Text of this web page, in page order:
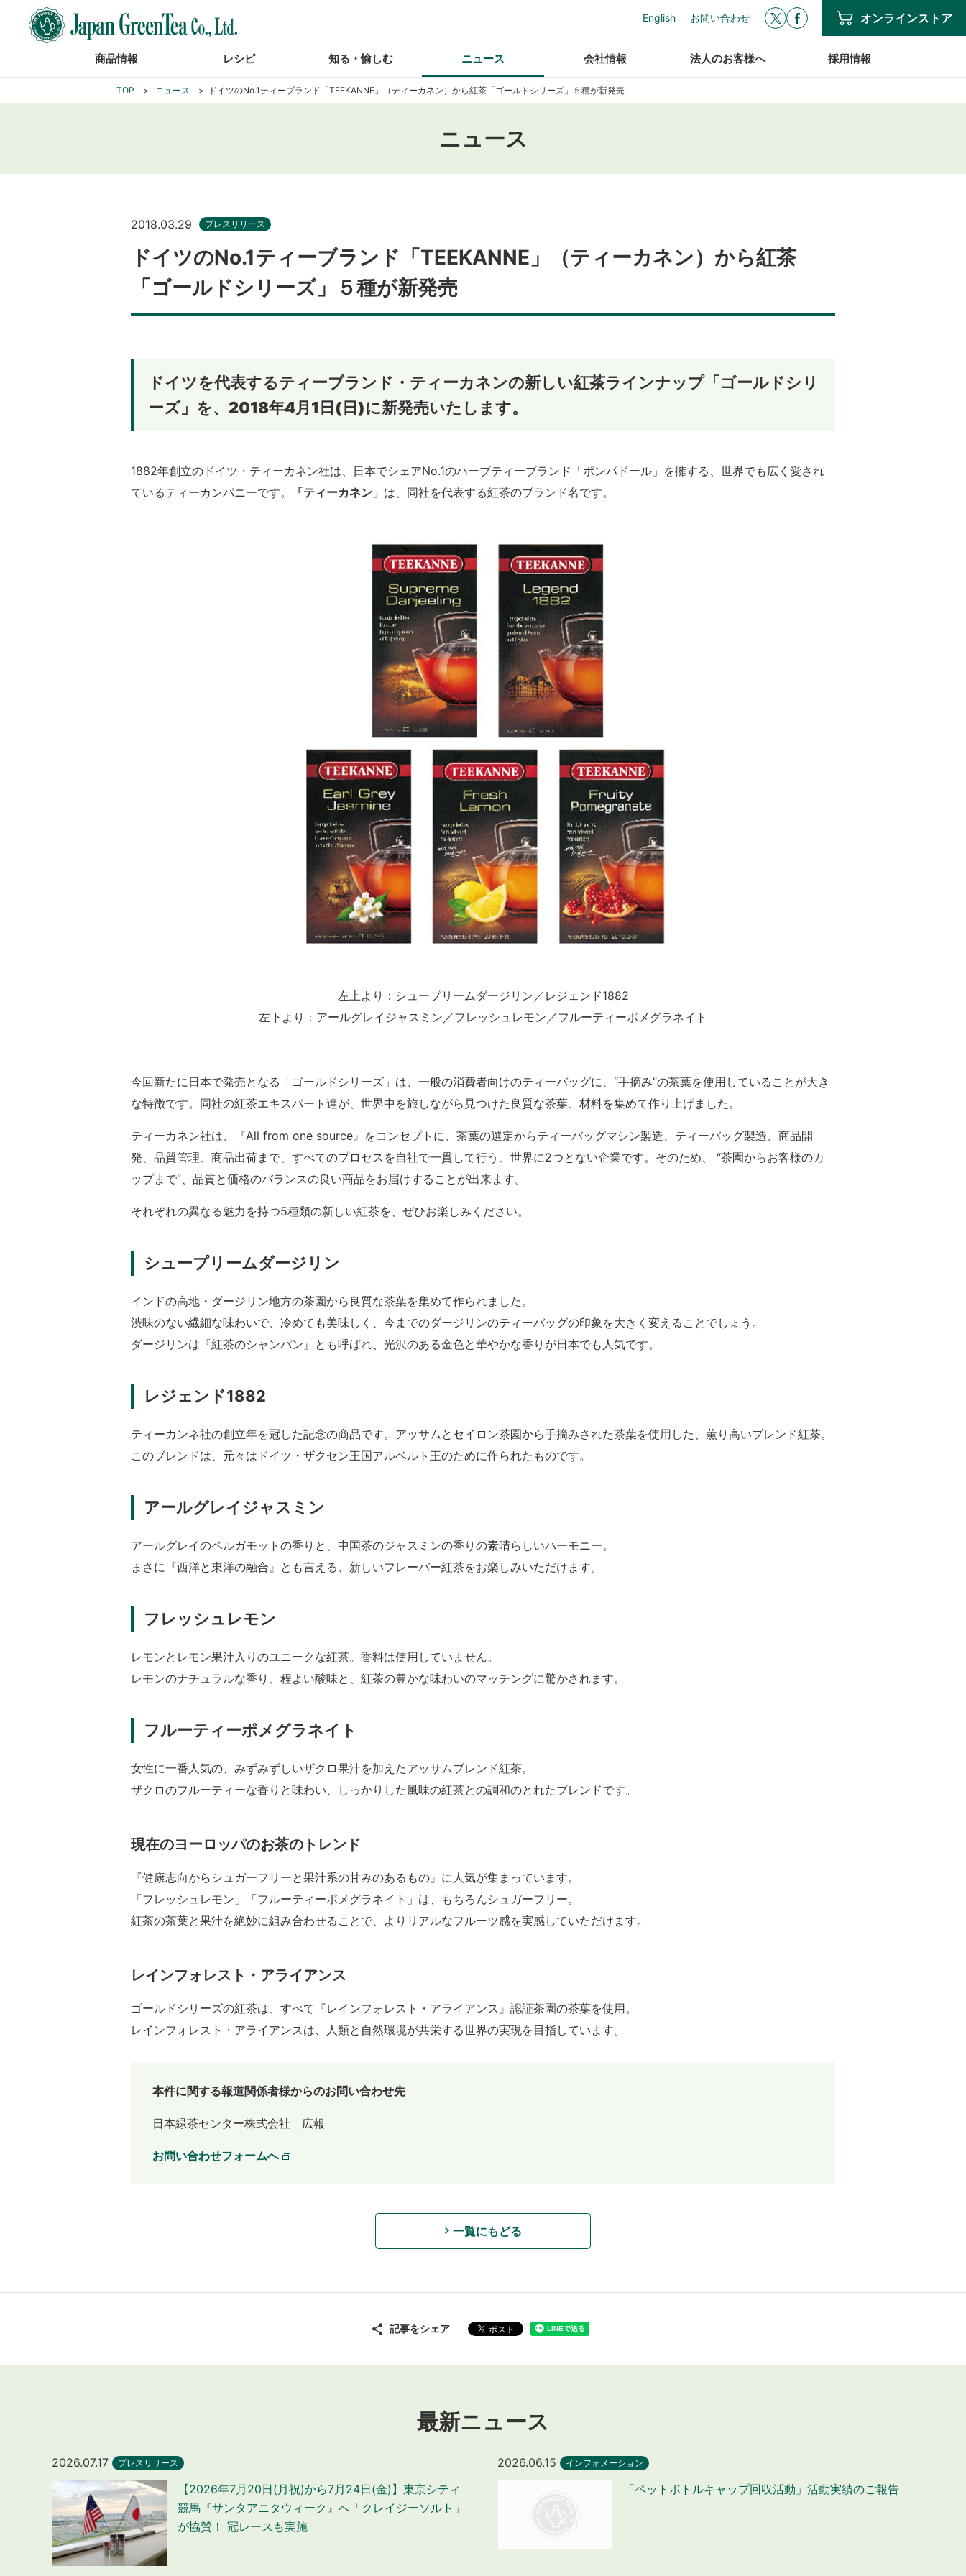
商品情報 レシピ 知る・愉しむ ニュース 会社情報 法人のお客様へ 採用情報
オンラインストア
English お問い合わせ
TOP ニュース ドイツのNo.1ティーブランド「TEEKANNE」（ティーカネン）から紅茶「ゴールドシリーズ」５種が新発売
ニュース
2018.03.29 プレスリリース
ドイツのNo.1ティーブランド「TEEKANNE」（ティーカネン）から紅茶
「ゴールドシリーズ」５種が新発売
ドイツを代表するティーブランド・ティーカネンの新しい紅茶ラインナップ「ゴールドシリ
ーズ」を、 2018年4月1日(日)に新発売いたします。
1882年創立のドイツ・ティーカネン社は、日本でシェアNo.1のハーブティーブランド「ポンパドール」を擁する、世界でも広く愛され
ているティーカンパニーです。
「ティーカネン」 は、同社を代表する紅茶のブランド名です。
左上より：シュープリームダージリン／レジェンド1882
左下より：アールグレイジャスミン／フレッシュレモン／フルーティーポメグラネイト
今回新たに日本で発売となる「ゴールドシリーズ」は、一般の消費者向けのティーバッグに、“手摘み”の茶葉を使用していることが大き
な特徴です。同社の紅茶エキスパート達が、世界中を旅しながら見つけた良質な茶葉、材料を集めて作り上げました。
ティーカネン社は、『All from one source』をコンセプトに、茶葉の選定からティーバッグマシン製造、ティーバッグ製造、商品開
発、品質管理、商品出荷まで、すべてのプロセスを自社で一貫して行う、世界に2つとない企業です。そのため、 “茶園からお客様のカ
ップまで”、品質と価格のバランスの良い商品をお届けすることが出来ます。
それぞれの異なる魅力を持つ5種類の新しい紅茶を、ぜひお楽しみください。
シュープリームダージリン
インドの高地・ダージリン地方の茶園から良質な茶葉を集めて作られました。
渋味のない繊細な味わいで、冷めても美味しく、今までのダージリンのティーバッグの印象を大きく変えることでしょう。
ダージリンは『紅茶のシャンパン』とも呼ばれ、光沢のある金色と華やかな香りが日本でも人気です。
レジェンド1882
ティーカンネ社の創立年を冠した記念の商品です。アッサムとセイロン茶園から手摘みされた茶葉を使用した、薫り高いブレンド紅茶。
このブレンドは、元々はドイツ・ザクセン王国アルベルト王のために作られたものです。
アールグレイジャスミン
アールグレイのベルガモットの香りと、中国茶のジャスミンの香りの素晴らしいハーモニー。
まさに『西洋と東洋の融合』とも言える、新しいフレーバー紅茶をお楽しみいただけます。
フレッシュレモン
レモンとレモン果汁入りのユニークな紅茶。香料は使用していません。
レモンのナチュラルな香り、程よい酸味と、紅茶の豊かな味わいのマッチングに驚かされます。
フルーティーポメグラネイト
女性に一番人気の、みずみずしいザクロ果汁を加えたアッサムブレンド紅茶。
ザクロのフルーティーな香りと味わい、しっかりした風味の紅茶との調和のとれたブレンドです。
現在のヨーロッパのお茶のトレンド
『健康志向からシュガーフリーと果汁系の甘みのあるもの』に人気が集まっています。
「フレッシュレモン」「フルーティーポメグラネイト」は、もちろんシュガーフリー。
紅茶の茶葉と果汁を絶妙に組み合わせることで、よりリアルなフルーツ感を実感していただけます。
レインフォレスト・アライアンス
ゴールドシリーズの紅茶は、すべて『レインフォレスト・アライアンス』認証茶園の茶葉を使用。
レインフォレスト・アライアンスは、人類と自然環境が共栄する世界の実現を目指しています。
本件に関する報道関係者様からのお問い合わせ先
日本緑茶センター株式会社 広報
お問い合わせフォームへ
一覧にもどる
記事をシェア
最新ニュース
2026.07.17 プレスリリース
【2026年7月20日(月祝)から7月24日(金)】東京シティ
競馬『サンタアニタウィーク』へ「クレイジーソルト」
が協賛！ 冠レースも実施
2026.06.15 インフォメーション
「ペットボトルキャップ回収活動」活動実績のご報告